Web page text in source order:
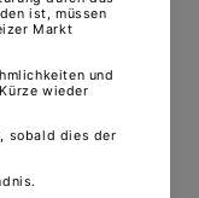
das
wächst. THCV
weil es sich
und seine